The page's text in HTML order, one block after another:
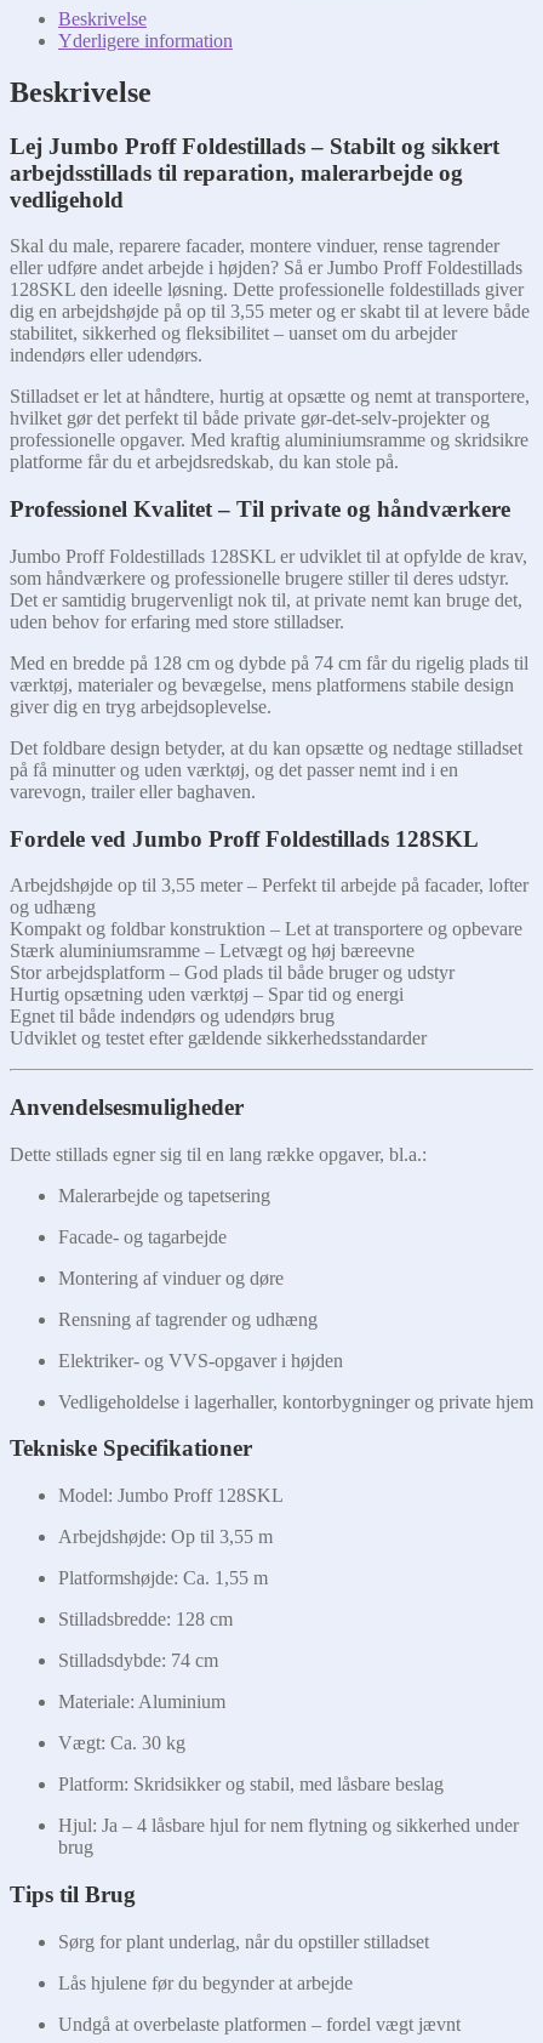
Beskrivelse
Yderligere information
Beskrivelse
Lej Jumbo Proff Foldestillads – Stabilt og sikkert
arbejdsstillads til reparation, malerarbejde og
vedligehold
Skal du male, reparere facader, montere vinduer, rense tagrender
eller udføre andet arbejde i højden? Så er Jumbo Proff Foldestillads
128SKL den ideelle løsning. Dette professionelle foldestillads giver
dig en arbejdshøjde på op til 3,55 meter og er skabt til at levere både
stabilitet, sikkerhed og fleksibilitet – uanset om du arbejder
indendørs eller udendørs.
Stilladset er let at håndtere, hurtig at opsætte og nemt at transportere,
hvilket gør det perfekt til både private gør-det-selv-projekter og
professionelle opgaver. Med kraftig aluminiumsramme og skridsikre
platforme får du et arbejdsredskab, du kan stole på.
Professionel Kvalitet – Til private og håndværkere
Jumbo Proff Foldestillads 128SKL er udviklet til at opfylde de krav,
som håndværkere og professionelle brugere stiller til deres udstyr.
Det er samtidig brugervenligt nok til, at private nemt kan bruge det,
uden behov for erfaring med store stilladser.
Med en bredde på 128 cm og dybde på 74 cm får du rigelig plads til
værktøj, materialer og bevægelse, mens platformens stabile design
giver dig en tryg arbejdsoplevelse.
Det foldbare design betyder, at du kan opsætte og nedtage stilladset
på få minutter og uden værktøj, og det passer nemt ind i en
varevogn, trailer eller baghaven.
Fordele ved Jumbo Proff Foldestillads 128SKL
Arbejdshøjde op til 3,55 meter – Perfekt til arbejde på facader, lofter
og udhæng
Kompakt og foldbar konstruktion – Let at transportere og opbevare
Stærk aluminiumsramme – Letvægt og høj bæreevne
Stor arbejdsplatform – God plads til både bruger og udstyr
Hurtig opsætning uden værktøj – Spar tid og energi
Egnet til både indendørs og udendørs brug
Udviklet og testet efter gældende sikkerhedsstandarder
Anvendelsesmuligheder
Dette stillads egner sig til en lang række opgaver, bl.a.:
Malerarbejde og tapetsering
Facade- og tagarbejde
Montering af vinduer og døre
Rensning af tagrender og udhæng
Elektriker- og VVS-opgaver i højden
Vedligeholdelse i lagerhaller, kontorbygninger og private hjem
Tekniske Specifikationer
Model: Jumbo Proff 128SKL
Arbejdshøjde: Op til 3,55 m
Platformshøjde: Ca. 1,55 m
Stilladsbredde: 128 cm
Stilladsdybde: 74 cm
Materiale: Aluminium
Vægt: Ca. 30 kg
Platform: Skridsikker og stabil, med låsbare beslag
Hjul: Ja – 4 låsbare hjul for nem flytning og sikkerhed under
brug
Tips til Brug
Sørg for plant underlag, når du opstiller stilladset
Lås hjulene før du begynder at arbejde
Undgå at overbelaste platformen – fordel vægt jævnt